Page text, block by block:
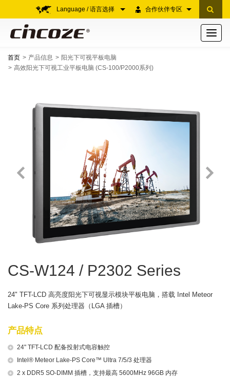
合作伙伴专区
Language / 语言选择
Toggle
首页 产品信息
阳光下可视平板电脑
高效阳光下可视工业平板电脑 (CS-100/P2000系列)
CS-W124 / P2302 Series
24" TFT-LCD 高亮度阳光下可视显示模块平板电脑，搭载 Intel Meteor
Lake-PS Core 系列处理器（LGA 插槽）
产品特点
24" TFT-LCD 配备投射式电容触控
Intel® Meteor Lake-PS Core™ Ultra 7/5/3 处理器
2 x DDR5 SO-DIMM 插槽，支持最高 5600MHz 96GB 内存